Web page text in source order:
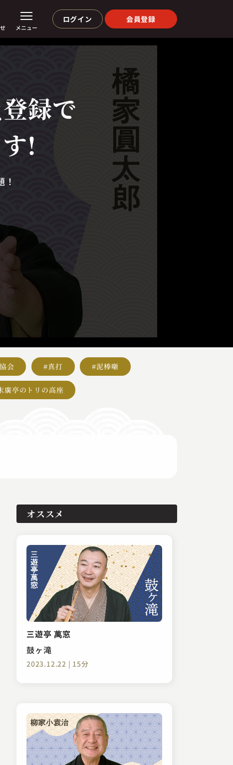
メニュー
ログイン 会員登録
録で
!
会 #真打 #泥棒噺
廣亭のトリの高座
オススメ
三遊亭 萬窓
鼓ヶ滝
2023.12.22 | 15分